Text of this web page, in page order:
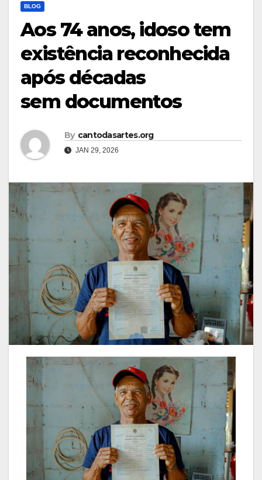
BLOG
Aos 74 anos, idoso tem
existência reconhecida
após décadas
sem documentos
By cantodasartes.org
JAN 29, 2026